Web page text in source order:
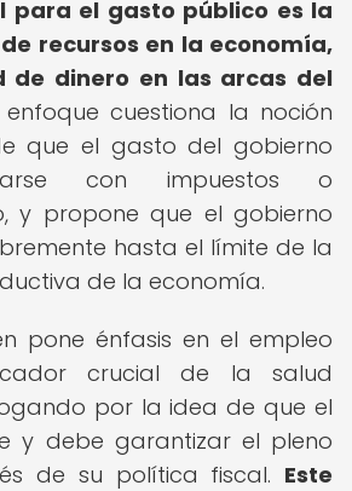
para el gasto público es la
recursos en la economía,
de dinero en las arcas del
enfoque cuestiona la noción
que el gasto del gobierno
con impuestos o
y propone que el gobierno
hasta el límite de la
de la economía.
pone énfasis en el empleo
crucial de la salud
por la idea de que el
y debe garantizar el pleno
de su política fiscal. Este